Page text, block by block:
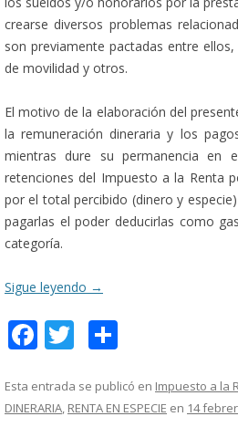
crearse diversos problemas
son previamente pactadas entre
de movilidad y otros.
El motivo de la elaboración del
la remuneración dineraria y los
mientras dure su permanencia en
retenciones del Impuesto a la Renta
por el total percibido (dinero y
pagarlas el poder deducirlas como
categoría.
Sigue leyendo →
F
e
T
itt m
Esta entrada se publicó en Impuesto a la
DINERARIA, RENTA EN ESPECIE en 14